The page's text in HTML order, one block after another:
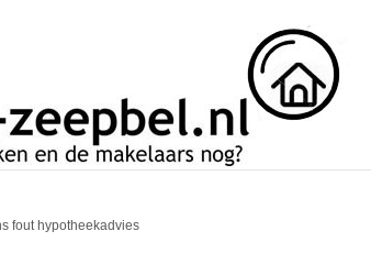
fout hypotheekadvies